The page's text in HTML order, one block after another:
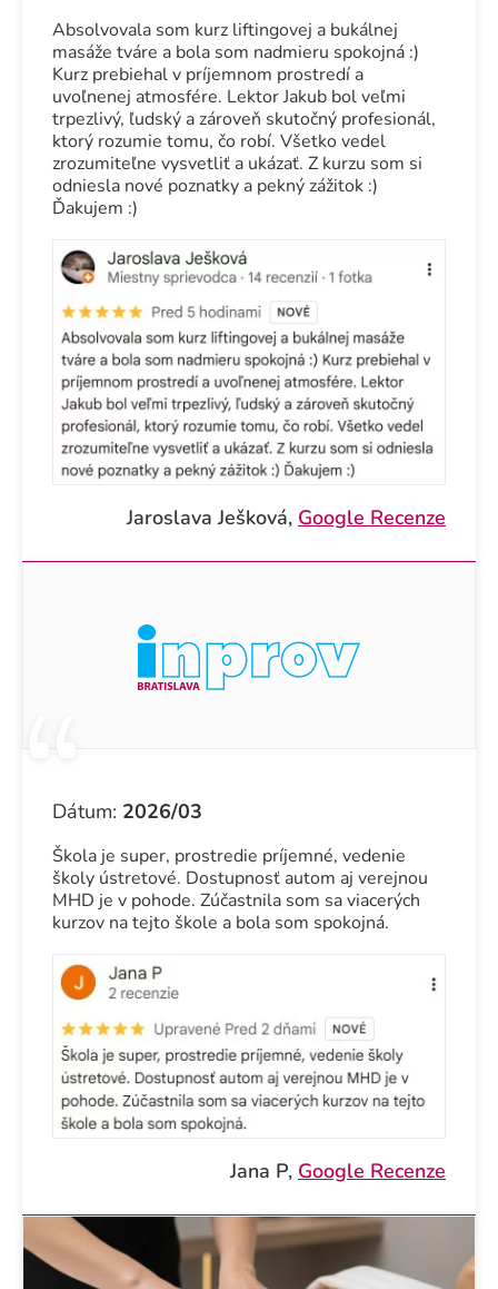
Absolvovala som kurz liftingovej a bukálnej
masáže tváre a bola som nadmieru spokojná :)
Kurz prebiehal v príjemnom prostredí a
uvoľnenej atmosfére. Lektor Jakub bol veľmi
trpezlivý, ľudský a zároveň skutočný profesionál,
ktorý rozumie tomu, čo robí. Všetko vedel
zrozumiteľne vysvetliť a ukázať. Z kurzu som si
odniesla nové poznatky a pekný zážitok :)
Ďakujem :)
Jaroslava Ješková, Google Recenze
Dátum: 2026/03
Škola je super, prostredie príjemné, vedenie
školy ústretové. Dostupnosť autom aj verejnou
MHD je v pohode. Zúčastnila som sa viacerých
kurzov na tejto škole a bola som spokojná.
Jana P, Google Recenze